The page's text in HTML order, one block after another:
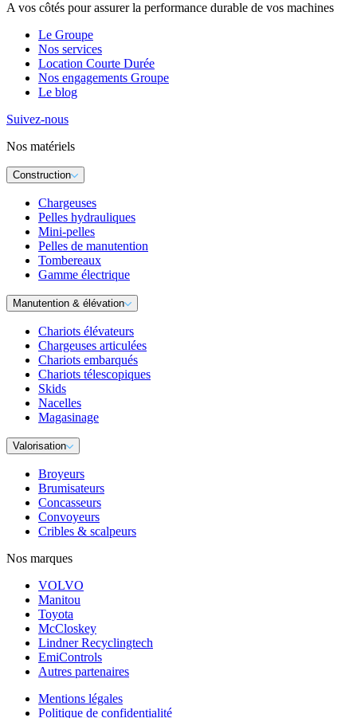
A vos côtés pour assurer la performance durable de vos machines
Le Groupe
Nos services
Location Courte Durée
Nos engagements Groupe
Le blog
Suivez-nous
Nos matériels
Construction
Chargeuses
Pelles hydrauliques
Mini-pelles
Pelles de manutention
Tombereaux
Gamme électrique
Manutention & élévation
Chariots élévateurs
Chargeuses articulées
Chariots embarqués
Chariots télescopiques
Skids
Nacelles
Magasinage
Valorisation
Broyeurs
Brumisateurs
Concasseurs
Convoyeurs
Cribles & scalpeurs
Nos marques
VOLVO
Manitou
Toyota
McCloskey
Lindner Recyclingtech
EmiControls
Autres partenaires
Mentions légales
Politique de confidentialité